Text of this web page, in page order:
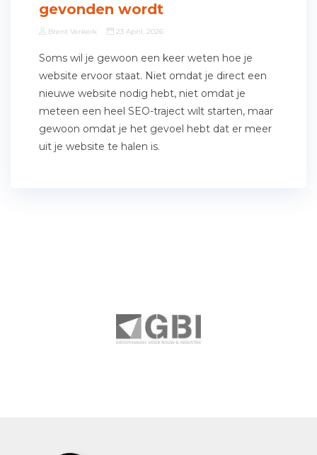
gevonden wordt
Brent Verkerk 23 April, 2026
Soms wil je gewoon een keer weten hoe je
website ervoor staat. Niet omdat je direct een
nieuwe website nodig hebt, niet omdat je
meteen een heel SEO-traject wilt starten, maar
gewoon omdat je het gevoel hebt dat er meer
uit je website te halen is.